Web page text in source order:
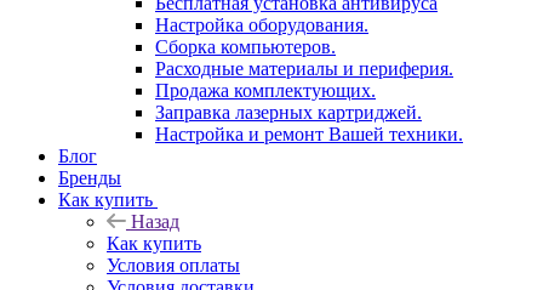
Настройка оборудования.
Сборка компьютеров.
Расходные материалы и периферия.
Продажа комплектующих.
Заправка лазерных картриджей.
Настройка и ремонт Вашей техники.
Блог
Бренды
Как купить
Назад
Как купить
Условия оплаты